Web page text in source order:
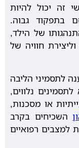
זה יכול להיות
בתפקוד גבוה.
של הילד,
חוויה של
לתסמיני הליבה
נלווים,
או מסכנות,
השכיחים בקרב
למצבים רפואיים